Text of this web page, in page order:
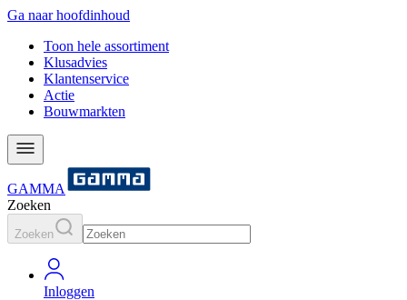
Ga naar hoofdinhoud
Toon hele assortiment
Klusadvies
Klantenservice
Actie
Bouwmarkten
GAMMA
Zoeken
Zoeken
Inloggen